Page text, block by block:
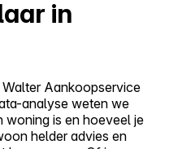
in
Walter Aankoopservice
analyse weten we
woning is en hoeveel je
helder advies en